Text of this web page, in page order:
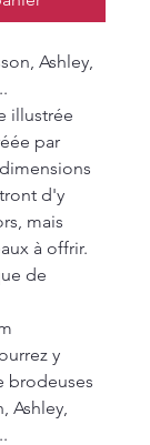
Ashley,
illustrée
par
d'y
mais
à offrir.
de
y
brodeuses
Ashley,